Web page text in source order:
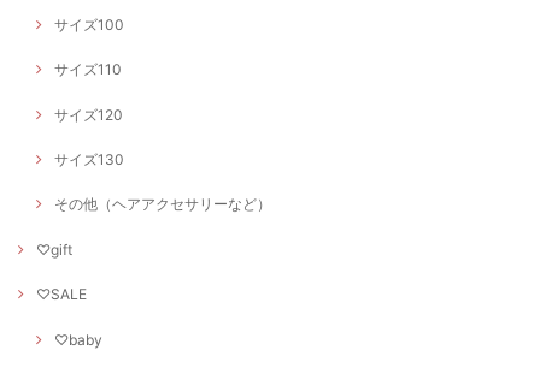
サイズ100
サイズ110
サイズ120
サイズ130
その他（ヘアアクセサリーなど）
♡gift
♡SALE
♡baby